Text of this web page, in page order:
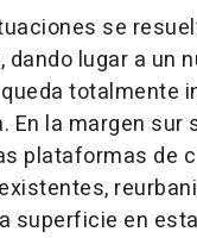
se
lugar a un
totalmente
En la margen sur
plataformas de
superficie en